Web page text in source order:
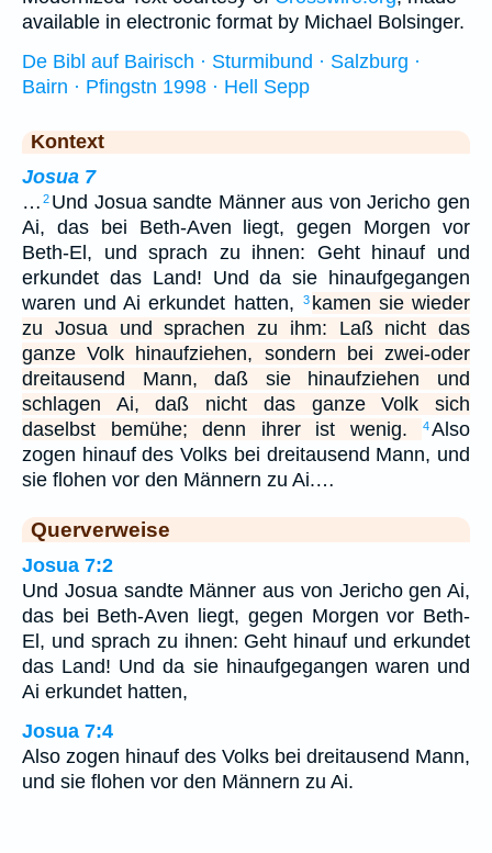
available in electronic format by Michael Bolsinger.
De Bibl auf Bairisch · Sturmibund · Salzburg ·
Bairn · Pfingstn 1998 · Hell Sepp
Kontext
Josua 7
… 2 Und Josua sandte Männer aus von Jericho gen
Ai, das bei Beth-Aven liegt, gegen Morgen vor
Beth-El, und sprach zu ihnen: Geht hinauf und
erkundet das Land! Und da sie hinaufgegangen
waren und Ai erkundet hatten,
3 kamen sie wieder
zu Josua und sprachen zu ihm: Laß nicht das
ganze Volk hinaufziehen, sondern bei zwei-oder
dreitausend Mann, daß sie hinaufziehen und
schlagen Ai, daß nicht das ganze Volk sich
daselbst bemühe; denn ihrer ist wenig.
4Also
zogen hinauf des Volks bei dreitausend Mann, und
sie flohen vor den Männern zu Ai.…
Querverweise
Josua 7:2
Und Josua sandte Männer aus von Jericho gen Ai,
das bei Beth-Aven liegt, gegen Morgen vor Beth-
El, und sprach zu ihnen: Geht hinauf und erkundet
das Land! Und da sie hinaufgegangen waren und
Ai erkundet hatten,
Josua 7:4
Also zogen hinauf des Volks bei dreitausend Mann,
und sie flohen vor den Männern zu Ai.